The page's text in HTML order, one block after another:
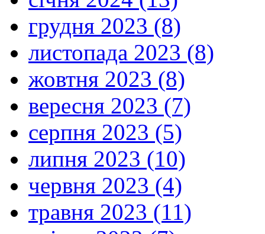
грудня 2023 (8)
листопада 2023 (8)
жовтня 2023 (8)
вересня 2023 (7)
серпня 2023 (5)
липня 2023 (10)
червня 2023 (4)
травня 2023 (11)